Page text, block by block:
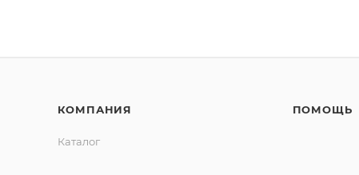
КОМПАНИЯ
Каталог
ПОМОЩЬ